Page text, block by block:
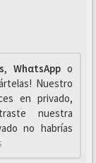
, WhαtsAppo
Nuestro
en privado,
nuestra
no habrías